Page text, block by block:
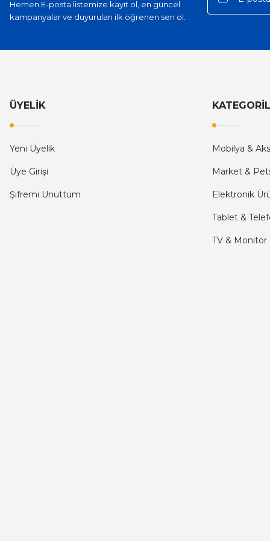
mehmet yıldız | 19/06/2025
Kamil Uğur | 15/06/2025
Abdulhamit Kalaycı | 13/06/2025
Deneyimini Paylaş
Hemen E-posta listemize kayıt ol, en güncel
kampanyalar ve duyuruları ilk öğrenen sen ol.
ÜYELİK
Yeni Üyelik
Üye Girişi
Şifremi Unuttum
Mobilya &
Market &
Elektronik
Tablet &
TV & Monitör